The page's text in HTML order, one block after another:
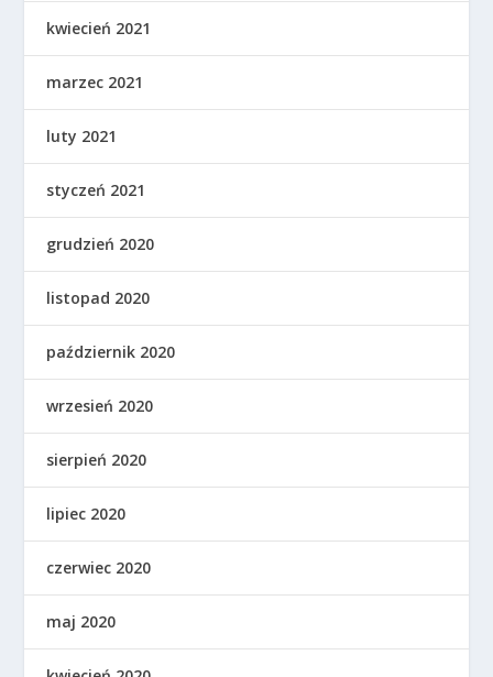
kwiecień 2021
marzec 2021
luty 2021
styczeń 2021
grudzień 2020
listopad 2020
październik 2020
wrzesień 2020
sierpień 2020
lipiec 2020
czerwiec 2020
maj 2020